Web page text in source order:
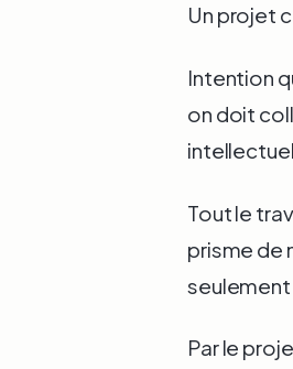
Un projet
Intention
on doit
Tout le
prisme de
seulement
Par le